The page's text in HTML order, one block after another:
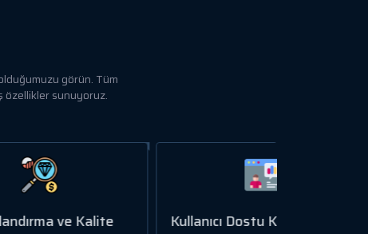
görün. Tüm
özellikler sunuyoruz.
Kullanıcı Dostu Kontrol Paneli